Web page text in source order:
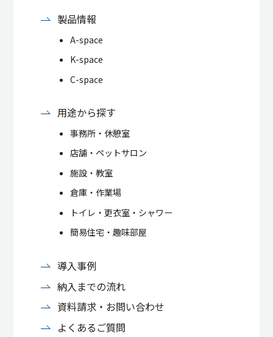
製品情報
A-space
K-space
C-space
用途から探す
事務所・休憩室
店舗・ペットサロン
施設・教室
倉庫・作業場
トイレ・更衣室・シャワー
簡易住宅・趣味部屋
導入事例
納入までの流れ
資料請求・お問い合わせ
よくあるご質問